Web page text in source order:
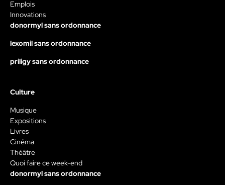
Emplois
Innovations
donormyl sans ordonnance
lexomil sans ordonnance
priligy sans ordonnance
Culture
Musique
Expositions
Livres
Cinéma
Théâtre
Quoi faire ce week-end
donormyl sans ordonnance